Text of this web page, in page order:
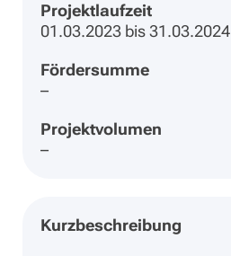
Projektlaufzeit
01.03.2023 bis 31.03.2024
Fördersumme
–
Projektvolumen
–
Kurzbeschreibung